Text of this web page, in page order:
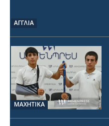
ΑΓΓΛΙΑ
ΜΑΧΗΤΙΚΑ